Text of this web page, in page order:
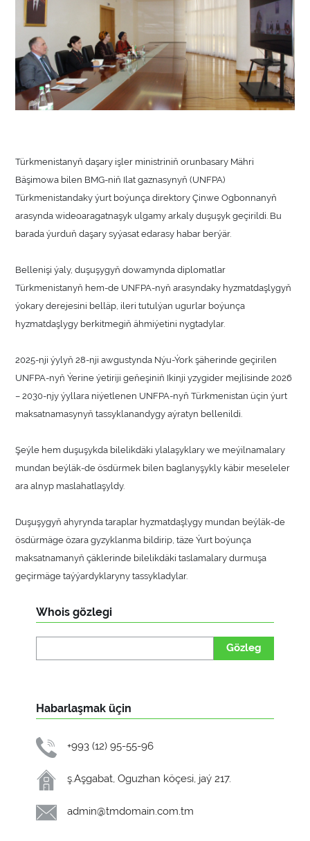
Türkmenistanyň daşary işler ministriniň orunbasary Mähri
Bäşimowa bilen BMG-niň Ilat gaznasynyň (UNFPA)
Türkmenistandaky ýurt boýunça direktory Çinwe Ogbonnanyň
arasynda wideoaragatnaşyk ulgamy arkaly duşuşyk geçirildi. Bu
barada ýurduň daşary syýasat edarasy habar berýär.
Bellenişi ýaly, duşuşygyň dowamynda diplomatlar
Türkmenistanyň hem-de UNFPA-nyň arasyndaky hyzmatdaşlygyň
ýokary derejesini belläp, ileri tutulýan ugurlar boýunça
hyzmatdaşlygy berkitmegiň ähmiýetini nygtadylar.
2025-nji ýylyň 28-nji awgustynda Nýu-Ýork şäherinde geçirilen
UNFPA-nyň Ýerine ýetiriji geňeşiniň Ikinji yzygider mejlisinde 2026
– 2030-njy ýyllara niýetlenen UNFPA-nyň Türkmenistan üçin ýurt
maksatnamasynyň tassyklanandygy aýratyn bellenildi.
Şeýle hem duşuşykda bilelikdäki ylalaşyklary we meýilnamalary
mundan beýläk-de ösdürmek bilen baglanyşykly käbir meseleler
ara alnyp maslahatlaşyldy.
Duşuşygyň ahyrynda taraplar hyzmatdaşlygy mundan beýläk-de
ösdürmäge özara gyzyklanma bildirip, täze Ýurt boýunça
maksatnamanyň çäklerinde bilelikdäki taslamalary durmuşa
geçirmäge taýýardyklaryny tassykladylar.
Whois gözlegi
Gözleg
Habarlaşmak üçin
+993 (12) 95-55-96
ş.Aşgabat, Oguzhan köçesi, jaý 217.
admin@tmdomain.com.tm